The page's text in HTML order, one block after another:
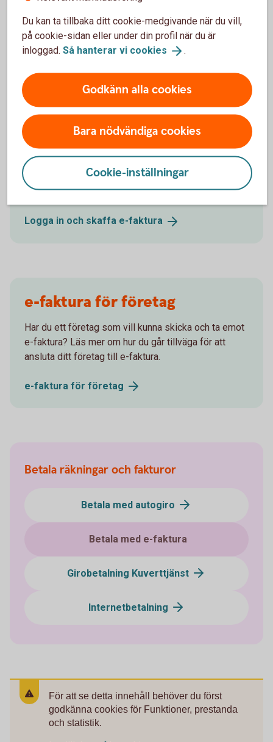
Varför kan jag inte anmäla mig till e-faktura?
Skaffa e-faktura
Få överblick över dina räkningar.
Logga in och skaffa e-faktura
e-faktura för företag
Har du ett företag som vill kunna skicka och ta emot
e-faktura? Läs mer om hur du går tillväga för att
ansluta ditt företag till e-faktura.
e-faktura för företag
Betala räkningar och fakturor
Betala med autogiro
Betala med e-faktura
Girobetalning Kuverttjänst
Internetbetalning
För att se detta innehåll behöver du först
godkänna cookies för Funktioner, prestanda
och statistik.
Du kan ta tillbaka ditt cookie-medgivande när du vill,
på cookie-sidan eller under din profil när du är
inloggad. Så hanterar vi cookies .
Godkänn alla cookies
Bara nödvändiga cookies
Cookie-inställningar